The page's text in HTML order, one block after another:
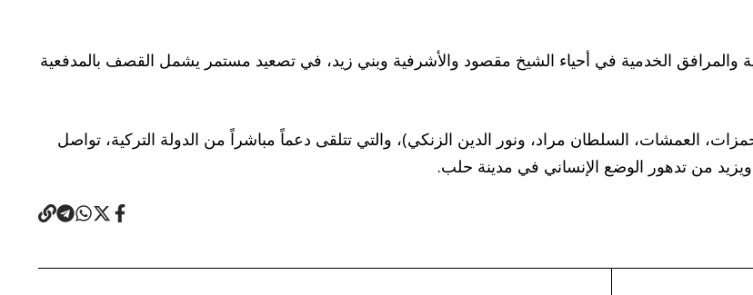
الخدمية في أحياء الشيخ مقصود والأشرفية وبني زيد، في تصعيد مستمر يشمل القصف بالمدفعية
العمشات، السلطان مراد، ونور الدين الزنكي)، والتي تتلقى دعماً مباشراً من الدولة التركية، تواصل
ويزيد من تدهور الوضع الإنساني في مدينة حلب.